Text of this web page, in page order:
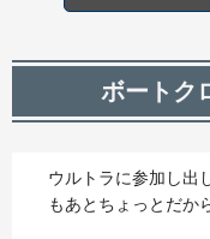
ボートク
ウルトラに参加し出
もあとちょっとだか